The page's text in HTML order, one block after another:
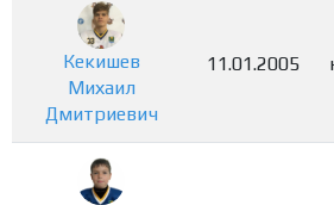
Кекишев
Михаил
Дмитриевич
11.01.2005